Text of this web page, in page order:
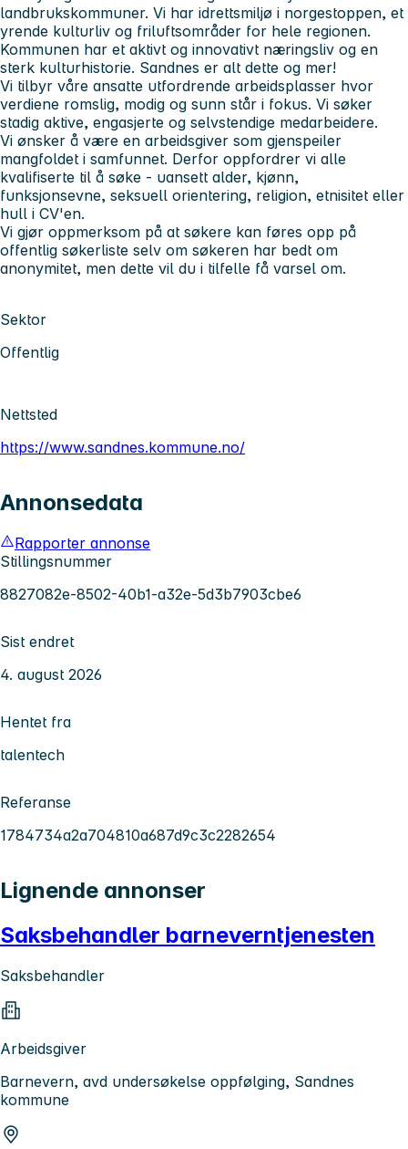
landbrukskommuner. Vi har idrettsmiljø i norgestoppen, et
yrende kulturliv og friluftsområder for hele regionen.
Kommunen har et aktivt og innovativt næringsliv og en
sterk kulturhistorie. Sandnes er alt dette og mer!
Vi tilbyr våre ansatte utfordrende arbeidsplasser hvor
verdiene romslig, modig og sunn står i fokus. Vi søker
stadig aktive, engasjerte og selvstendige medarbeidere.
Vi ønsker å være en arbeidsgiver som gjenspeiler
mangfoldet i samfunnet. Derfor oppfordrer vi alle
kvalifiserte til å søke - uansett alder, kjønn,
funksjonsevne, seksuell orientering, religion, etnisitet eller
hull i CV'en.
Vi gjør oppmerksom på at søkere kan føres opp på
offentlig søkerliste selv om søkeren har bedt om
anonymitet, men dette vil du i tilfelle få varsel om.
Sektor
Offentlig
Nettsted
https://www.sandnes.kommune.no/
Annonsedata
Rapporter annonse
Stillingsnummer
8827082e-8502-40b1-a32e-5d3b7903cbe6
Sist endret
4. august 2026
Hentet fra
talentech
Referanse
1784734a2a704810a687d9c3c2282654
Lignende annonser
Saksbehandler barneverntjenesten
Saksbehandler
Arbeidsgiver
Barnevern, avd undersøkelse oppfølging, Sandnes
kommune